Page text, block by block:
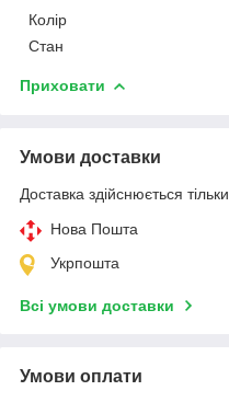
Колір
Стан
Приховати
Умови доставки
Доставка здійснюється
Нова Пошта
Укрпошта
Всі умови доставки
Умови оплати